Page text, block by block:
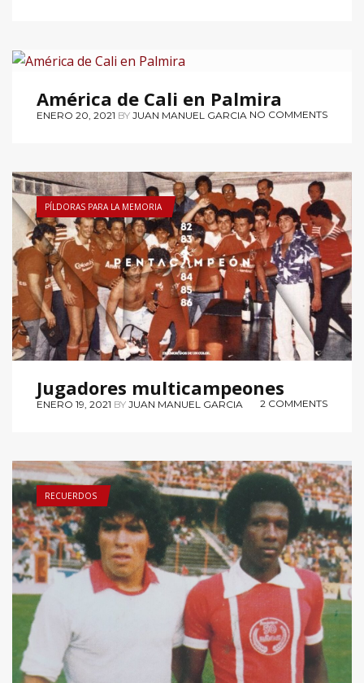
América de Cali en Palmira
ENERO 20, 2021 BY JUAN MANUEL GARCIA NO COMMENTS
PÍLDORAS PARA LA MEMORIA
Jugadores multicampeones
ENERO 19, 2021 BY JUAN MANUEL GARCIA 2 COMMENTS
RECUERDOS